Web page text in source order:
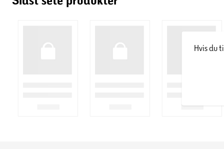
tilhørende supermarkeder.
Hvis du